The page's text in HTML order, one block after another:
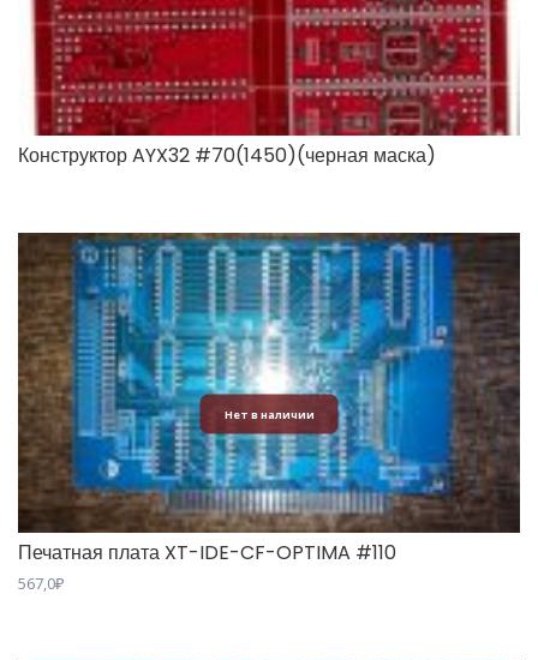
Конструктор AYX32 #70(1450)(черная маска)
Нет в наличии
Печатная плата XT-IDE-CF-OPTIMA #110
567,0₽